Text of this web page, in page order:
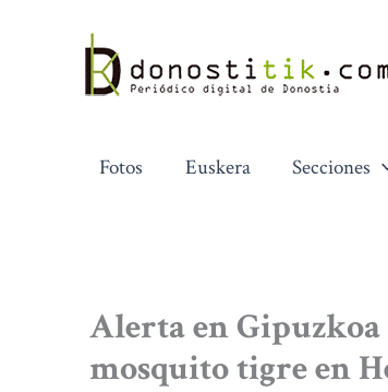
contenido
Fotos Euskera Secciones
Alerta en
mosquito tigre en